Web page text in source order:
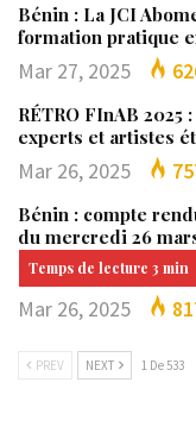
Bénin : La JCI
formation pratique
Mar 27, 2025
RÉTRO FInAB
experts et artistes
Mar 26, 2025
Bénin : compte
du mercredi 26
Mar 26, 2025
PREV NEXT 1 De 533